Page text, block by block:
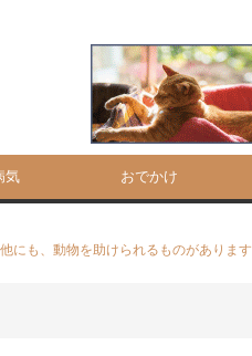
気 おでかけ
にも、動物を助けられるものがあります